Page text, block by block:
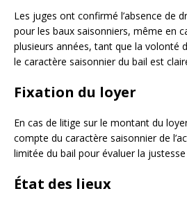
Les juges ont confirmé l’absence de
pour les baux saisonniers, même en
plusieurs années, tant que la volonté
le caractère saisonnier du bail est
Fixation du loyer
En cas de litige sur le montant du
compte du caractère saisonnier de
limitée du bail pour évaluer la
État des lieux